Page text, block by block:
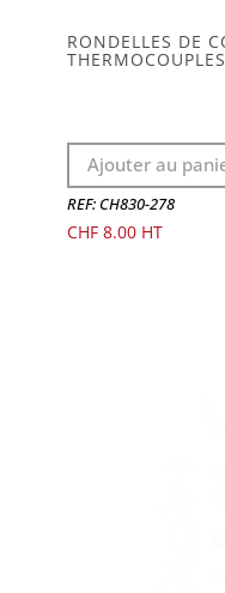
RONDELLES DE
THERMOCOUPLES
Ajouter au
REF: CH830-278
CHF8.00